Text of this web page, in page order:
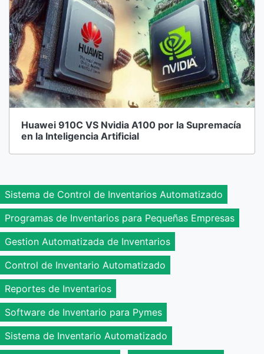
Huawei 910C VS Nvidia A100 por la Supremacía
en la Inteligencia Artificial
Sistema de Control de Inventarios Automatizado
Programas de Inventarios para Pequeñas Empresas
Gestion Automatizada de Inventarios
Control de Inventario Automatizado
Reportes de Inventarios
Software de Inventario para Pymes
Sistema de Inventario Automatizado